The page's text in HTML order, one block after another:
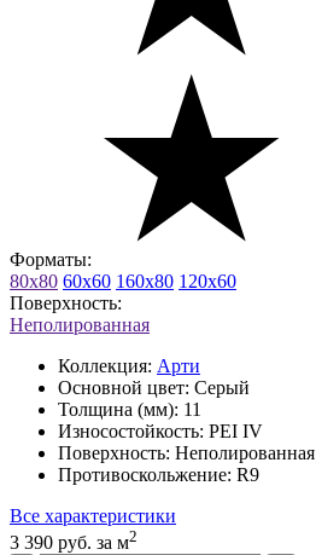
Форматы:
80x80 60x60 160x80 120x60
Поверхность:
Неполированная
Коллекция: Арти
Основной цвет: Серый
Толщина (мм): 11
Износостойкость: PEI IV
Поверхность: Неполированная
Противоскольжение: R9
Все характеристики
3 390 руб. за м2